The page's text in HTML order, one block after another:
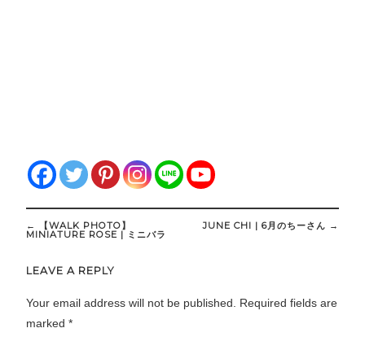
Post
navigation
← 【WALK PHOTO】
MINIATURE ROSE | ミニバラ
JUNE CHI | 6月のちーさん →
LEAVE A REPLY
Your email address will not be published.
Required fields are
marked*